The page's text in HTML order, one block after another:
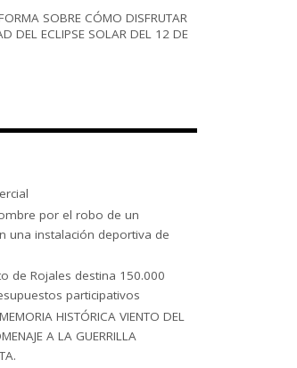
SOBRE CÓMO DISFRUTAR
DEL ECLIPSE SOLAR DEL 12 DE
por el robo de un
una instalación deportiva de
de Rojales destina 150.000
participativos
HISTÓRICA VIENTO DEL
A LA GUERRILLA